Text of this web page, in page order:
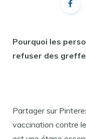
Pourquoi les
refuser des
Partager sur
vaccination contre